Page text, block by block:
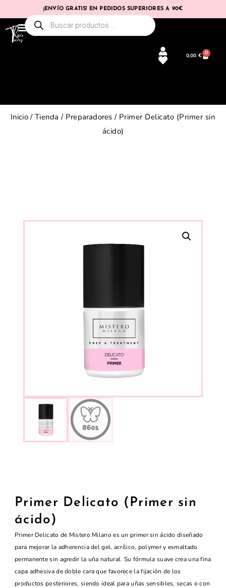
¡ENVÍO GRATIS! EN PEDIDOS SUPERIORES A 90€
0,00 € 0
Inicio/Tienda / Preparadores / Primer Delicato (Primer sin
ácido)
Primer Delicato (Primer sin
ácido)
Primer Delicato de Mistero Milano es un primer sin ácido diseñado
para mejorar la adherencia del gel, acrílico, polymer y esmaltado
permanente sin agredir la uña natural. Su fórmula suave crea una fina
capa adhesiva de doble cara que favorece la fijación de los
productos posteriores, siendo ideal para uñas sensibles, secas o con